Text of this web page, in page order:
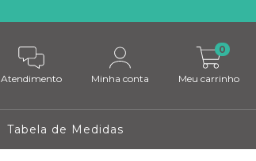
Atendimento Minha conta Meu carrinho
0
Tabela de Medidas